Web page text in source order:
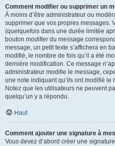
Comment modifier ou supprimer un
À moins d’être administrateur ou
supprimer que vos propres messages.
(quelquefois dans une durée limitée
bouton modifierdu message
message, un petit texte s’affichera en
modifié, le nombre de fois qu’il a été
dernière modification. Ce message
administrateur modifie le message,
une note indiquant qu’ils ont modifié
Notez que les utilisateurs ne peuvent
quelqu’un y a répondu.
Haut
Comment ajouter une signature à
Vous devez d’abord créer une